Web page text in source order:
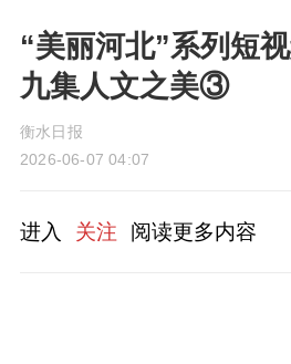
“美丽河北”系列短
九集人文之美③
衡水日报
2026-06-07 04:07
进入 关注 阅读更多内容